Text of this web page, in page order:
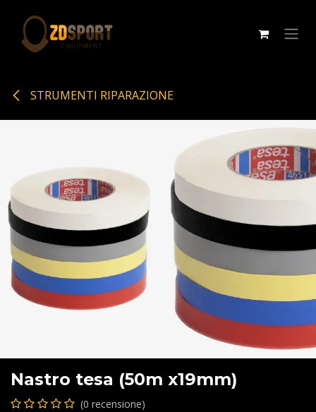
STRUMENTI RIPARAZIONE
Nastro tesa (50m x19mm)
(0 recensione)